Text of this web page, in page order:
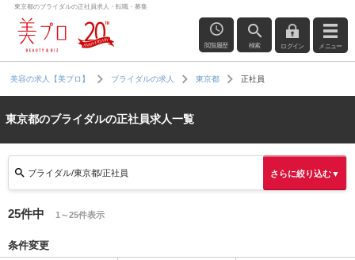
東京都のブライダルの正社員求人・転職・募集
閲覧履歴 検索 ログイン メニュー
美容の求人【美プロ】 ブライダルの求人 東京都 正社員
東京都のブライダルの正社員求人一覧
ブライダル/東京都/正社員 さらに絞り込む▼
25件中 1～25件表示
条件変更